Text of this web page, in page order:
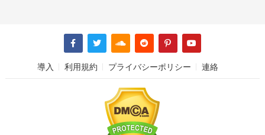
導入 利用規約 プライバシーポリシー 連絡